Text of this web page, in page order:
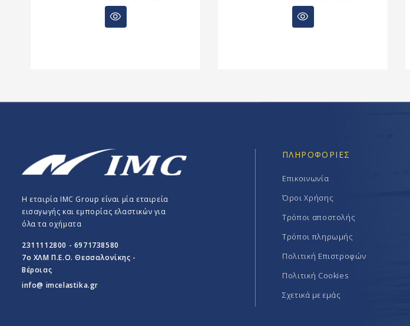
Η εταιρία IMC Group είναι μία εταιρεία
εισαγωγής και εμπορίας ελαστικών για
όλα τα οχήματα
2311112800 - 6971738580
7o ΧΛΜ Π.E.O. Θεσσαλονίκης -
Βέροιας
info@ imcelastika.gr
ΠΛΗΡΟΦΟΡΊΕΣ
Επικοινωνία
Όροι Χρήσης
Τρόποι αποστολής
Τρόποι πληρωμής
Πολιτική Επιστροφών
Πολιτική Cookies
Σχετικά με εμάς